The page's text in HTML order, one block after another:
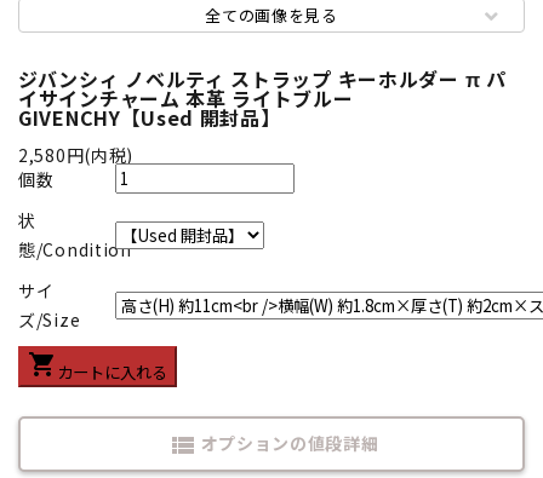
全ての画像を見る
ジバンシィ ノベルティ ストラップ キーホルダー π パ
イサインチャーム 本革 ライトブルー
GIVENCHY【Used 開封品】
2,580円(内税)
個数
状
態/Condition
サイ
ズ/Size
shopping_cart カートに入れる
view_list オプションの値段詳細